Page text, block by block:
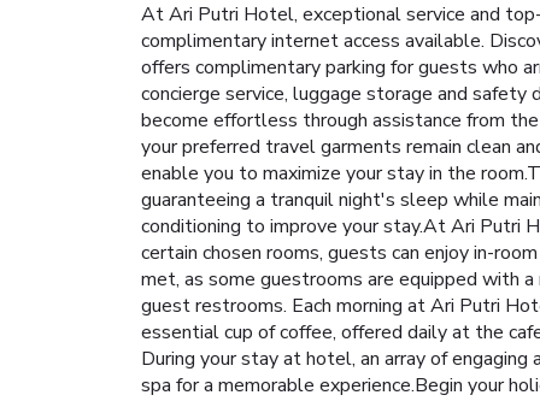
At Ari Putri Hotel, exceptional service and
complimentary internet access available.
offers complimentary parking for guests who
concierge service, luggage storage and
become effortless through assistance from
your preferred travel garments remain clean
enable you to maximize your stay in the
guaranteeing a tranquil night's sleep while
conditioning to improve your stay.At Ari Putri
certain chosen rooms, guests can enjoy in-
met, as some guestrooms are equipped with
guest restrooms. Each morning at Ari Putri
essential cup of coffee, offered daily at the
During your stay at hotel, an array of
spa for a memorable experience.Begin your